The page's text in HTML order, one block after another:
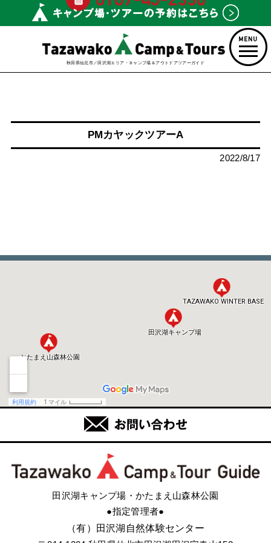
秋田県仙北市／田沢湖エリア・キャンプ場＆アウトドアツアーガイド
PMカヤックツアーA
2022/8/17
田沢湖キャンプ場・かたまえ山森林公園
●指定管理者●
（有）田沢湖自然体験センター